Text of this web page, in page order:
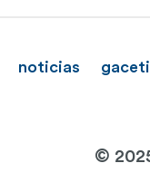
noticias
©